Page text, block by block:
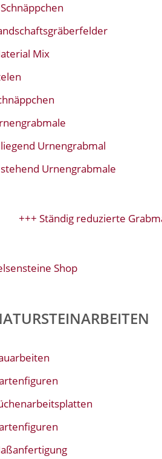
Schnäppchen
Mix
liegend Urnengrabmal
stehend Urnengrabmale
+++ Ständig reduzierte
Shop